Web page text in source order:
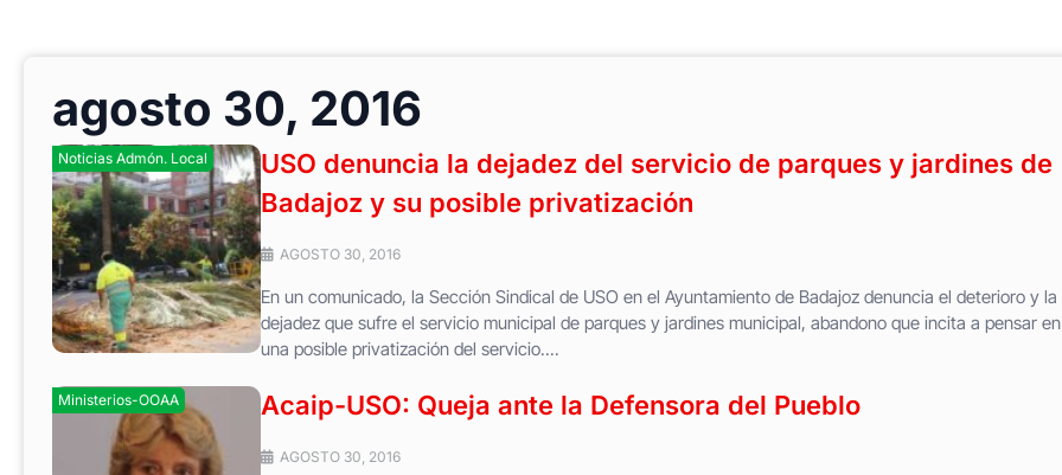
agosto 30, 2016
Noticias Admón. Local
USO denuncia la dejadez del servicio de parques y jardines de
Badajoz y su posible privatización
AGOSTO 30, 2016
En un comunicado, la Sección Sindical de USO en el Ayuntamiento de Badajoz denuncia el deterioro y la
dejadez que sufre el servicio municipal de parques y jardines municipal, abandono que incita a pensar en
una posible privatización del servicio....
Ministerios-OOAA Acaip-USO: Queja ante la Defensora del Pueblo
AGOSTO 30, 2016